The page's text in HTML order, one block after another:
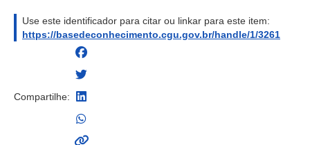
Use este identificador para citar ou linkar para este item:
https://basedeconhecimento.cgu.gov.br/handle/1/3261
Compartilhe: